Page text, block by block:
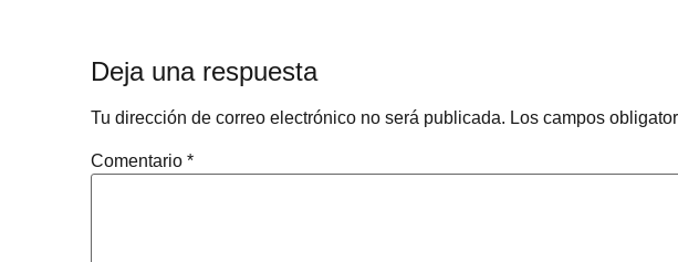
Deja una respuesta
Tu dirección de correo electrónico no será publicada. Los campos
Comentario *